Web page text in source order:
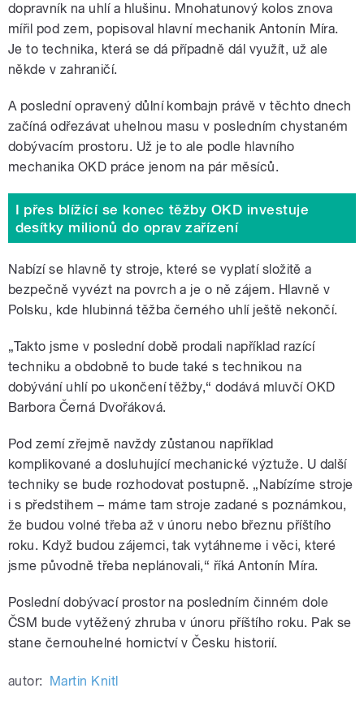
dopravník na uhlí a hlušinu. Mnohatunový kolos znova
mířil pod zem, popisoval hlavní mechanik Antonín Míra.
Je to technika, která se dá případně dál využít, už ale
někde v zahraničí.
A poslední opravený důlní kombajn právě v těchto dnech
začíná odřezávat uhelnou masu v posledním chystaném
dobývacím prostoru. Už je to ale podle hlavního
mechanika OKD práce jenom na pár měsíců.
I přes blížící se konec těžby OKD investuje
desítky milionů do oprav zařízení
Nabízí se hlavně ty stroje, které se vyplatí složitě a
bezpečně vyvézt na povrch a je o ně zájem. Hlavně v
Polsku, kde hlubinná těžba černého uhlí ještě nekončí.
„Takto jsme v poslední době prodali například razící
techniku a obdobně to bude také s technikou na
dobývání uhlí po ukončení těžby,“ dodává mluvčí OKD
Barbora Černá Dvořáková.
Pod zemí zřejmě navždy zůstanou například
komplikované a dosluhující mechanické výztuže. U další
techniky se bude rozhodovat postupně. „Nabízíme stroje
i s předstihem – máme tam stroje zadané s poznámkou,
že budou volné třeba až v únoru nebo březnu příštího
roku. Když budou zájemci, tak vytáhneme i věci, které
jsme původně třeba neplánovali,“ říká Antonín Míra.
Poslední dobývací prostor na posledním činném dole
ČSM bude vytěžený zhruba v únoru příštího roku. Pak se
stane černouhelné hornictví v Česku historií.
autor: Martin Knitl